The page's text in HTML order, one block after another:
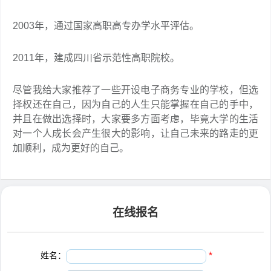
2003年，通过国家高职高专办学水平评估。
2011年，建成四川省示范性高职院校。
尽管我给大家推荐了一些开设电子商务专业的学校，但选
择权还在自己，因为自己的人生只能掌握在自己的手中，
并且在做出选择时，大家要多方面考虑，毕竟大学的生活
对一个人成长会产生很大的影响，让自己未来的路走的更
加顺利，成为更好的自己。
在线报名
姓名： *